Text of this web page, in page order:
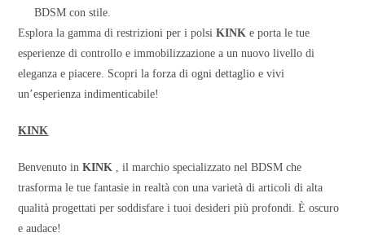
BDSM con stile.
Esplora la gamma di restrizioni per i polsiKINK e porta le tue
esperienze di controllo e immobilizzazione a un nuovo livello di
eleganza e piacere. Scopri la forza di ogni dettaglio e vivi
un’esperienza indimenticabile!
KINK
Benvenuto inKINK , il marchio specializzato nel BDSM che
trasforma le tue fantasie in realtà con una varietà di articoli di alta
qualità progettati per soddisfare i tuoi desideri più profondi. È oscuro
e audace!